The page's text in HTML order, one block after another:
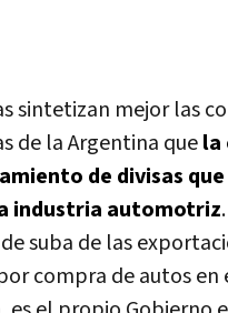
sintetizan mejor las
de la Argentina quela
de divisas
industria automotriz
suba de las
compra de autos en